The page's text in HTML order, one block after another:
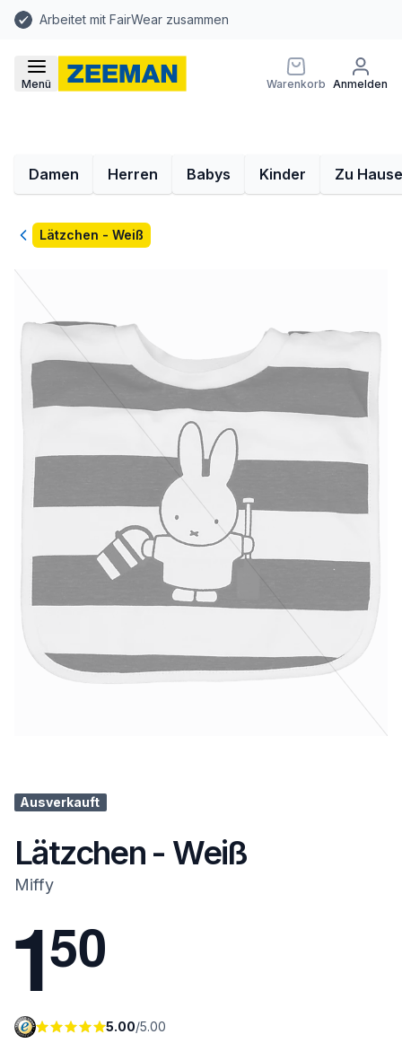
Arbeitet mit FairWear zusammen
Menü Warenkorb Anmelden
Damen Herren Babys Kinder Zu Hause
ZurückLätzchen - Weiß
Ausverkauft
Lätzchen - Weiß
Miffy
150
5.00/5.00